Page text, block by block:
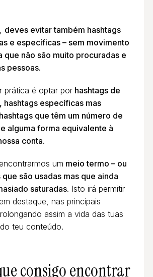
deves evitar também hashtags
e específicas – sem movimento
que não são muito procuradas e
pessoas.
prática é optar porhashtags de
hashtags específicas mas
que têm um número de
alguma forma equivalente à
conta.
um meio termo – ou
são usadas mas que ainda
saturadas. Isto irá permitir
destaque, nas principais
assim a vida das tuas
teu conteúdo.
consigo encontrar